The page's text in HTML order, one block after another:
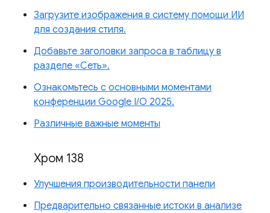
Загрузите изображения в систему помощи ИИ
для создания стиля.
Добавьте заголовки запроса в таблицу в
разделе «Сеть».
Ознакомьтесь с основными моментами
конференции Google I/O 2025.
Различные важные моменты
Хром 138
Улучшения производительности панели
Предварительно связанные истоки в анализе